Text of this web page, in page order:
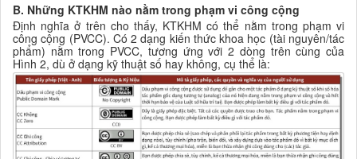
B. Những KTKHM nào nằm trong phạm vi công cộng
Định nghĩa ở trên cho thấy, KTKHM có thể nằm trong phạm vi
công cộng (PVCC). Có 2 dạng kiến thứckhoa học (tài nguyên/tác
phẩm) nằm trong PVCC, tương ứng với 2 dòng trên cùng của
Hình 2, dù ở dạng kỹ thuật số hay không, cụ thể là: